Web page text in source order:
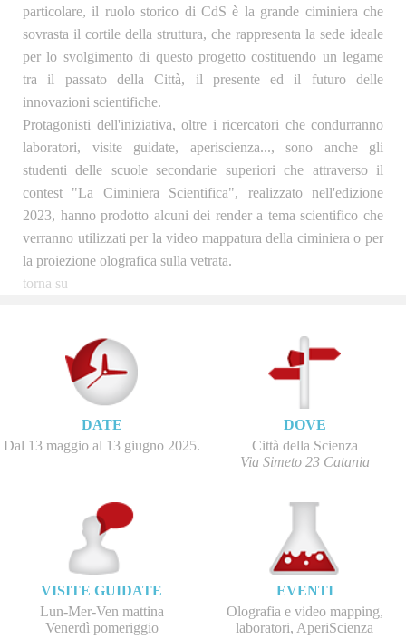
particolare, il ruolo storico di CdS è la grande ciminiera che
sovrasta il cortile della struttura, che rappresenta la sede ideale
per lo svolgimento di questo progetto costituendo un legame
tra il passato della Città, il presente ed il futuro delle
innovazioni scientifiche.
Protagonisti dell'iniziativa, oltre i ricercatori che condurranno
laboratori, visite guidate, aperiscienza..., sono anche gli
studenti delle scuole secondarie superiori che attraverso il
contest "La Ciminiera Scientifica", realizzato nell'edizione
2023, hanno prodotto alcuni dei render a tema scientifico che
verranno utilizzati per la video mappatura della ciminiera o per
la proiezione olografica sulla vetrata.
torna su
DATE
Dal 13 maggio al 13 giugno 2025.
DOVE
Città della Scienza
Via Simeto 23 Catania
VISITE GUIDATE
Lun-Mer-Ven mattina
Venerdì pomeriggio
EVENTI
Olografia e video mapping,
laboratori, AperiScienza